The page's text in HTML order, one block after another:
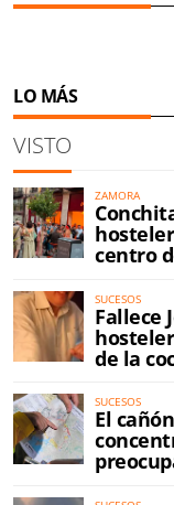
LO MÁS
VISTO
ZAMORA
centro
SUCESOS
Fallece
de la
SUCESOS
El